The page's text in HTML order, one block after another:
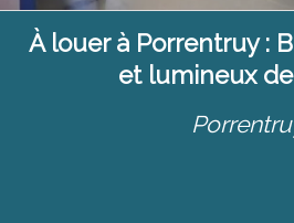
À louer à Porrentruy :
et lumineux de